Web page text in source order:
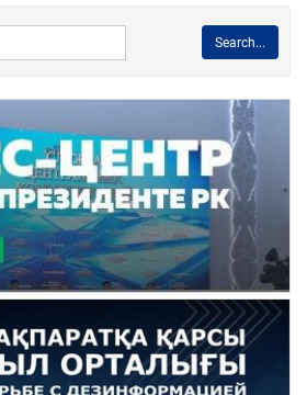
Search...